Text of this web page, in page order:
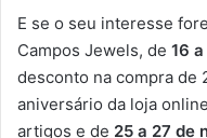
E se o seu interesse
Campos Jewels, de 16
desconto na compra de
aniversário da loja
artigos e de 25 a 27 de